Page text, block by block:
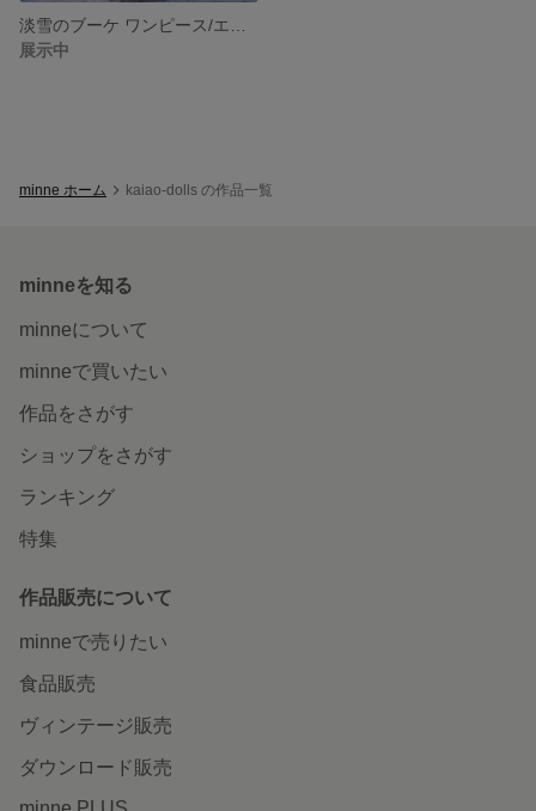
展示中
minne ホーム kaiao-dolls の作品一覧
minneを知る
minneについて
minneで買いたい
作品をさがす
ショップをさがす
ランキング
特集
作品販売について
minneで売りたい
食品販売
ヴィンテージ販売
ダウンロード販売